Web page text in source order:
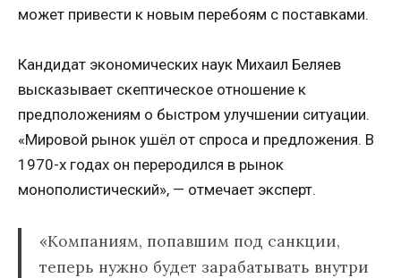
может привести к новым перебоям с поставками.
Кандидат экономических наук Михаил Беляев
высказывает скептическое отношение к
предположениям о быстром улучшении ситуации.
«Мировой рынок ушёл от спроса и предложения. В
1970-х годах он переродился в рынок
монополистический», — отмечает эксперт.
«Компаниям, попавшим под санкции,
теперь нужно будет зарабатывать внутри